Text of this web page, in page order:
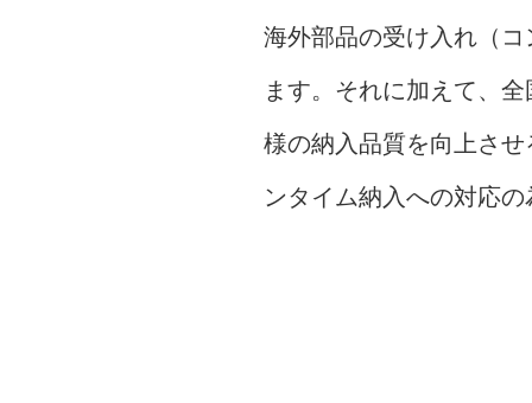
海外部品の受け入れ（
ます。それに加えて、
様の納入品質を向上さ
ンタイム納入への対応